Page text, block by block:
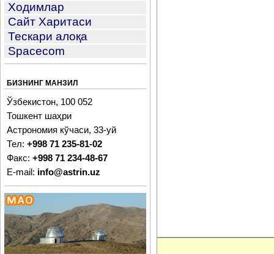
Ходимлар
Сайт Харитаси
Тескари алоқа
Spacecom
БИЗНИНГ МАНЗИЛ
Ўзбекистон, 100 052
Тошкент шаҳри
Астрономия кўчаси, 33-уй
Тел: +998 71 235-81-02
Факс: +998 71 234-48-67
E-mail: info@astrin.uz